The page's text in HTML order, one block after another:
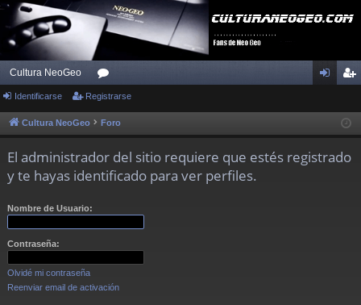
Cultura NeoGeo
or
os ist
Identificarse Registrarse
Cultura NeoGeo Foro
El administrador del sitio requiere que estés registrado
y te hayas identificado para ver perfiles.
Nombre de Usuario:
Contraseña:
Olvidé mi contraseña
Reenviar email de activación